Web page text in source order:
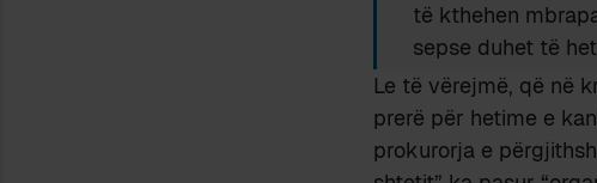
të kthehen
sepse duhet të
Le të vërejmë, që në
prerë për hetime e
prokurorja e